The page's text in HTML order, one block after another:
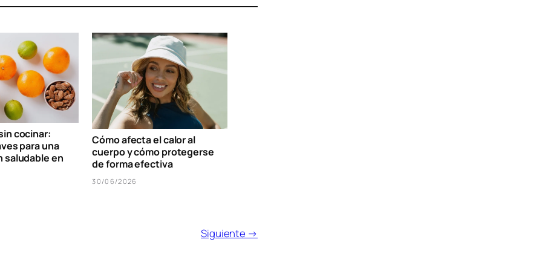
cocinar:
para una
saludable en
Cómo afecta el calor al
cuerpo y cómo protegerse
de forma efectiva
30/06/2026
Siguiente →